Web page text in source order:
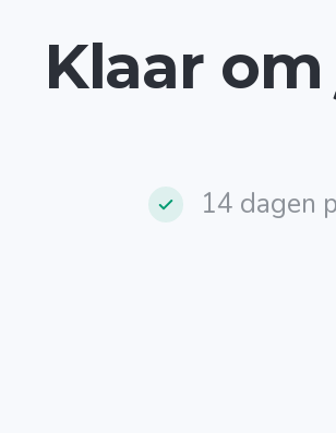
Klaar
14 dagen